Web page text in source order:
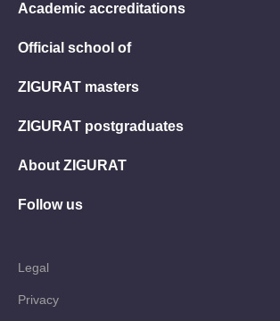
Academic accreditations
Official school of
ZIGURAT masters
ZIGURAT postgraduates
About ZIGURAT
Follow us
Legal
Privacy